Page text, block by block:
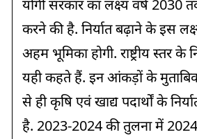
योगी सरकार का लक्ष्य वर्ष 2030
करने की है. निर्यात बढ़ाने के इस
अहम भूमिका होगी. राष्ट्रीय स्तर
यही कहते हैं. इन आंकड़ों के
से ही कृषि एवं खाद्य पदार्थों के
है. 2023-2024 की तुलना में